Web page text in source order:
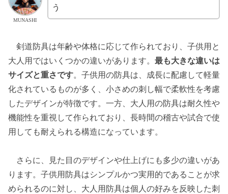
MUNASHI
う
剣道防具は年齢や体格に応じて作られており、子供用と
大人用ではいくつかの違いがあります。 最も大きな違いは
サイズと重さです。子供用の防具は、成長に配慮して軽量
化されているものが多く、小さめの刺し幅で柔軟性を考慮
したデザインが特徴です。一方、大人用の防具は耐久性や
機能性を重視して作られており、長時間の稽古や試合で使
用しても耐えられる構造になっています。
さらに、見た目のデザインや仕上げにも多少の違いがあ
ります。子供用防具はシンプルかつ実用的であることが求
められるのに対し、大人用防具は個人の好みを反映した刺